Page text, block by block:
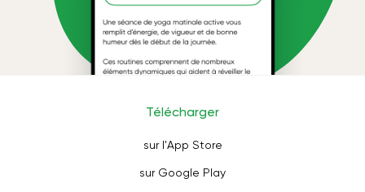
Télécharger
sur l'App Store
sur Google Play